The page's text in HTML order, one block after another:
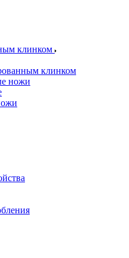
клинком
клинком
ножи